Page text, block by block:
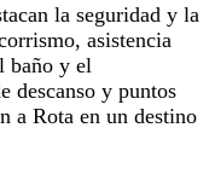
la seguridad y la
asistencia
baño y el
descanso y puntos
a Rota en un destino